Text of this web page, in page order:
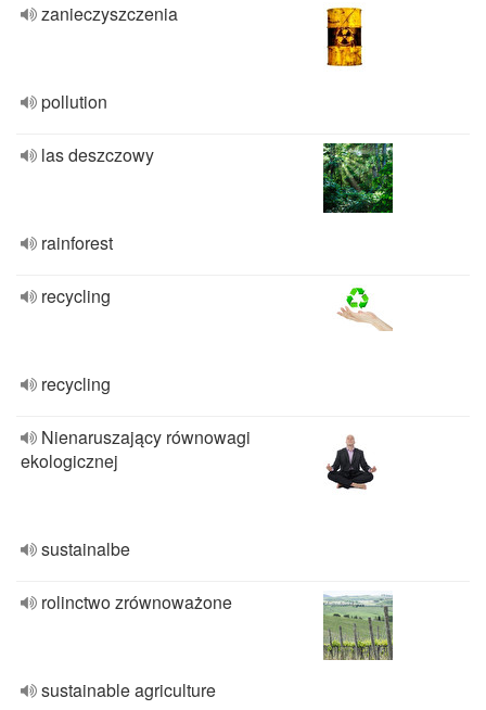
zanieczyszczenia
pollution
las deszczowy
rainforest
recycling
recycling
Nienaruszający równowagi
ekologicznej
sustainalbe
rolinctwo zrównoważone
sustainable agriculture